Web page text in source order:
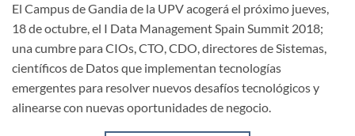
El Campus de Gandia de la UPV acogerá el próximo jueves,
18 de octubre, el I Data Management Spain Summit 2018;
una cumbre para CIOs, CTO, CDO, directores de Sistemas,
científicos de Datos que implementan tecnologías
emergentes para resolver nuevos desafíos tecnológicos y
alinearse con nuevas oportunidades de negocio.